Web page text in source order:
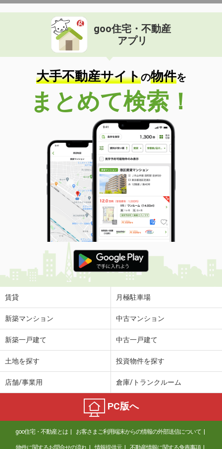
goo住宅・不動産
アプリ
大手不動産サイトの物件を
まとめて検索！
賃貸 月極駐車場
新築マンション 中古マンション
新築一戸建て 中古一戸建て
土地を探す 投資物件を探す
店舗/事業用 倉庫/トランクルーム
PC版へ
goo住宅・不動産とは お客さまご利用端末からの情報の外部送信について
物件に関するお問合せの流れ 情報提供元 不動産情報に関する免責事項